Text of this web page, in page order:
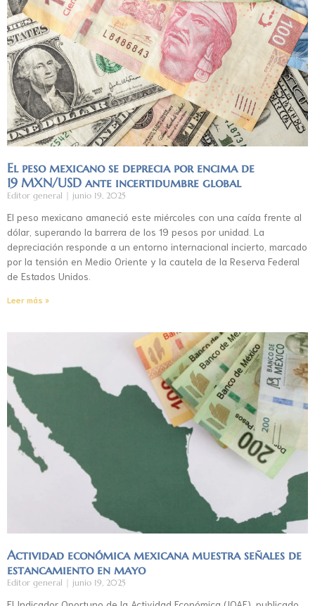
El peso mexicano se deprecia por encima de
19 MXN/USD ante incertidumbre global
Editor general junio 19, 2025
El peso mexicano amaneció este miércoles con una caída frente al
dólar, superando la barrera de los 19 pesos por unidad. La
depreciación responde a un entorno internacional incierto, marcado
por la tensión en Medio Oriente y la cautela de la Reserva Federal
de Estados Unidos.
Leer más »
Actividad económica mexicana muestra señales de
estancamiento en mayo
Editor general junio 19, 2025